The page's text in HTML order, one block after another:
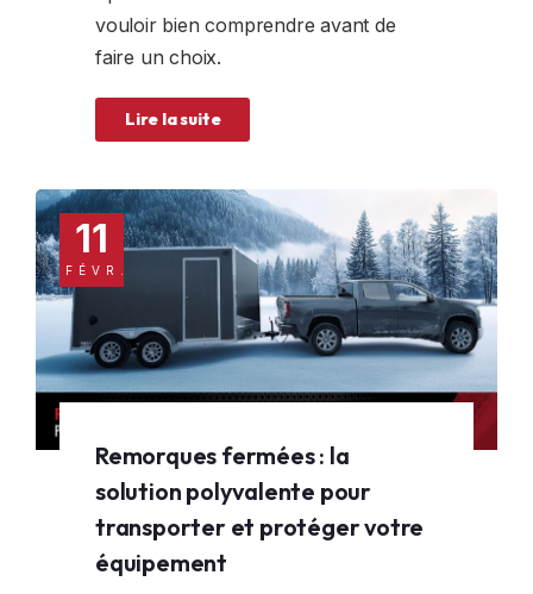
vouloir bien comprendre avant de
faire un choix.
Lire la suite
11
FÉVR.
Remorques fermées : la
solution polyvalente pour
transporter et protéger votre
équipement